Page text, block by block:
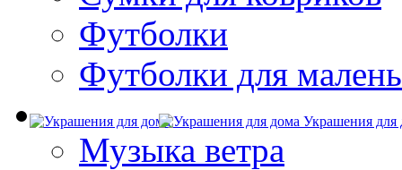
Футболки
Футболки для
Украшения для
Музыка ветра